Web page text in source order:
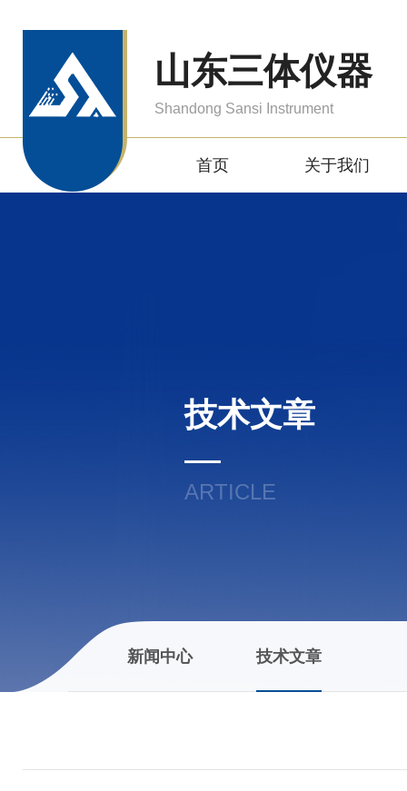
山东三体仪器
Shandong Sansi Instrument
首页 关于我们
技术文章
ARTICLE
新闻中心 技术文章